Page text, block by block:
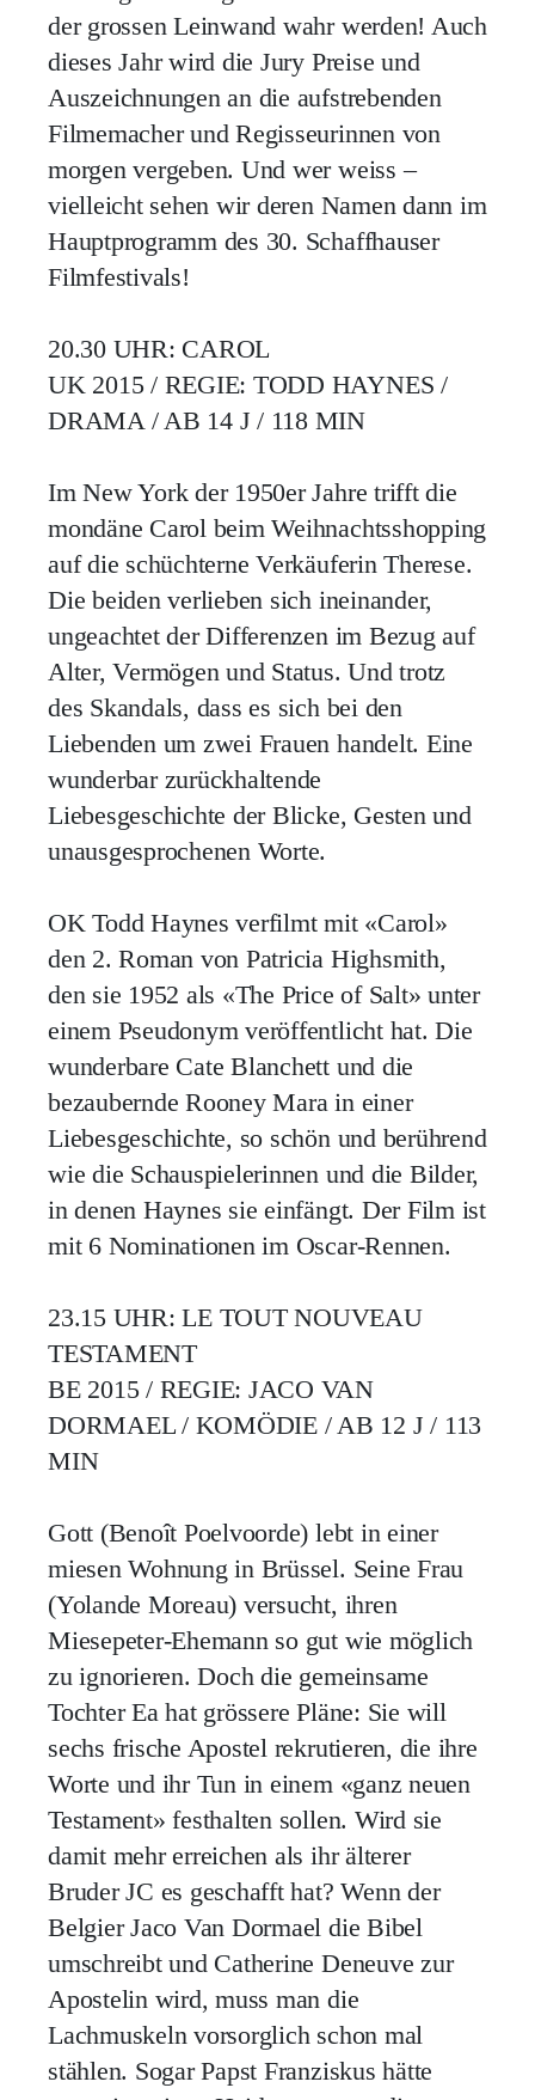
der grossen Leinwand wahr werden! Auch
dieses Jahr wird die Jury Preise und
Auszeichnungen an die aufstrebenden
Filmemacher und Regisseurinnen von
morgen vergeben. Und wer weiss –
vielleicht sehen wir deren Namen dann im
Hauptprogramm des 30. Schaffhauser
Filmfestivals!
20.30 UHR: CAROL
UK 2015 / REGIE: TODD HAYNES /
DRAMA / AB 14 J / 118 MIN
Im New York der 1950er Jahre trifft die
mondäne Carol beim Weihnachtsshopping
auf die schüchterne Verkäuferin Therese.
Die beiden verlieben sich ineinander,
ungeachtet der Differenzen im Bezug auf
Alter, Vermögen und Status. Und trotz
des Skandals, dass es sich bei den
Liebenden um zwei Frauen handelt. Eine
wunderbar zurückhaltende
Liebesgeschichte der Blicke, Gesten und
unausgesprochenen Worte.
OKTodd Haynes verfilmt mit «Carol»
den 2. Roman von Patricia Highsmith,
den sie 1952 als «The Price of Salt» unter
einem Pseudonym veröffentlicht hat. Die
wunderbare Cate Blanchett und die
bezaubernde Rooney Mara in einer
Liebesgeschichte, so schön und berührend
wie die Schauspielerinnen und die Bilder,
in denen Haynes sie einfängt. Der Film ist
mit 6 Nominationen im Oscar-Rennen.
23.15 UHR: LE TOUT NOUVEAU
TESTAMENT
BE 2015 / REGIE: JACO VAN
DORMAEL / KOMÖDIE / AB 12 J / 113
MIN
Gott (Benoît Poelvoorde) lebt in einer
miesen Wohnung in Brüssel. Seine Frau
(Yolande Moreau) versucht, ihren
Miesepeter-Ehemann so gut wie möglich
zu ignorieren. Doch die gemeinsame
Tochter Ea hat grössere Pläne: Sie will
sechs frische Apostel rekrutieren, die ihre
Worte und ihr Tun in einem «ganz neuen
Testament» festhalten sollen. Wird sie
damit mehr erreichen als ihr älterer
Bruder JC es geschafft hat? Wenn der
Belgier Jaco Van Dormael die Bibel
umschreibt und Catherine Deneuve zur
Apostelin wird, muss man die
Lachmuskeln vorsorglich schon mal
stählen. Sogar Papst Franziskus hätte